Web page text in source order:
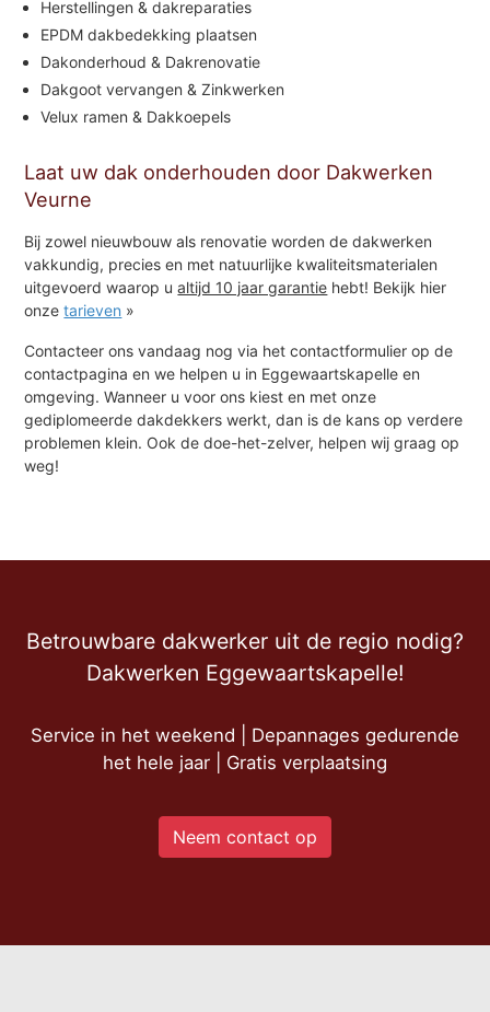
Herstellingen & dakreparaties
EPDM dakbedekking plaatsen
Dakonderhoud & Dakrenovatie
Dakgoot vervangen & Zinkwerken
Velux ramen & Dakkoepels
Laat uw dak onderhouden door Dakwerken
Veurne
Bij zowel nieuwbouw als renovatie worden de dakwerken
vakkundig, precies en met natuurlijke kwaliteitsmaterialen
uitgevoerd waarop ualtijd 10 jaar garantie hebt! Bekijk hier
onzetarieven »
Contacteer ons vandaag nog via het contactformulier op de
contactpagina en we helpen u in Eggewaartskapelle en
omgeving. Wanneer u voor ons kiest en met onze
gediplomeerde dakdekkers werkt, dan is de kans op verdere
problemen klein. Ook de doe-het-zelver, helpen wij graag op
weg!
Betrouwbare dakwerker uit de regio nodig?
Dakwerken Eggewaartskapelle!
Service in het weekend | Depannages gedurende
het hele jaar | Gratis verplaatsing
Neem contact op